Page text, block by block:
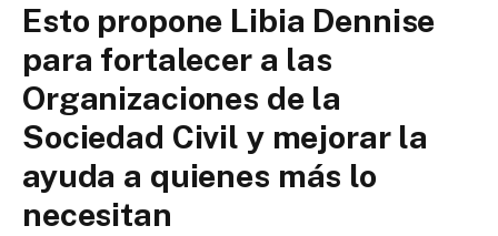
Esto propone Libia Dennise
para fortalecer a las
Organizaciones de la
Sociedad Civil y mejorar la
ayuda a quienes más lo
necesitan